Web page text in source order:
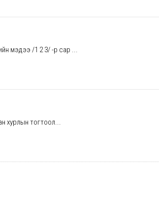
мэдээ /1 2 3/ -р сар ...
хурлын тогтоол...